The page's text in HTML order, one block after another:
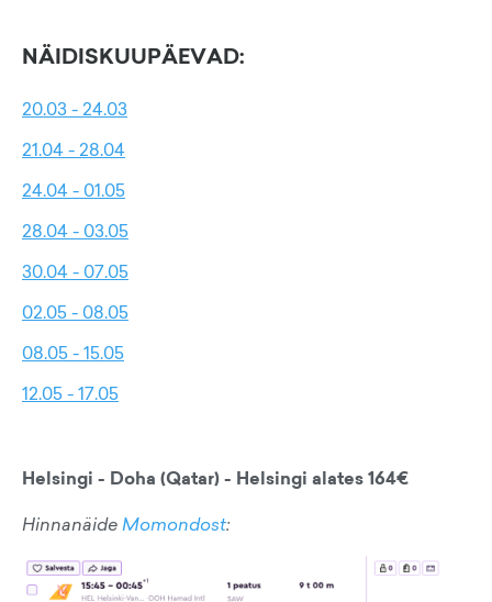
NÄIDISKUUPÄEVAD:
20.03 - 24.03
21.04 - 28.04
24.04 - 01.05
28.04 - 03.05
30.04 - 07.05
02.05 - 08.05
08.05 - 15.05
12.05 - 17.05
Helsingi - Doha (Qatar) - Helsingi alates 164€
HinnanäideMomondost: